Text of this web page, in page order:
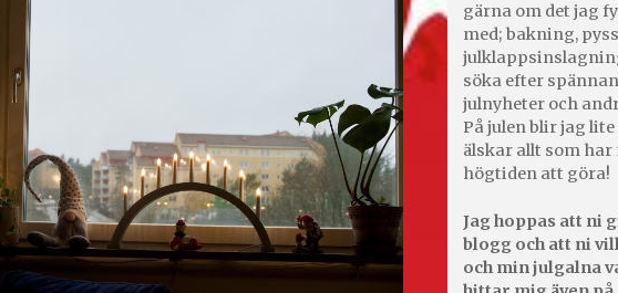
gärna om det jag
med; bakning,
söka efter
julnyheter och
På julen blir jag
älskar allt som har
högtiden att göra!
Jag hoppas att ni
blogg och att ni
och min julgalna